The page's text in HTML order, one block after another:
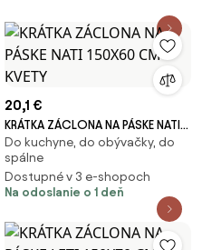
20,1 €
KRÁTKA ZÁCLONA NA PÁSKE NATI
150X60 CM KVETY
Do kuchyne, do obývačky, do
spálne
Dostupné v 3 e-shopoch
Na odoslanie o 1 deň